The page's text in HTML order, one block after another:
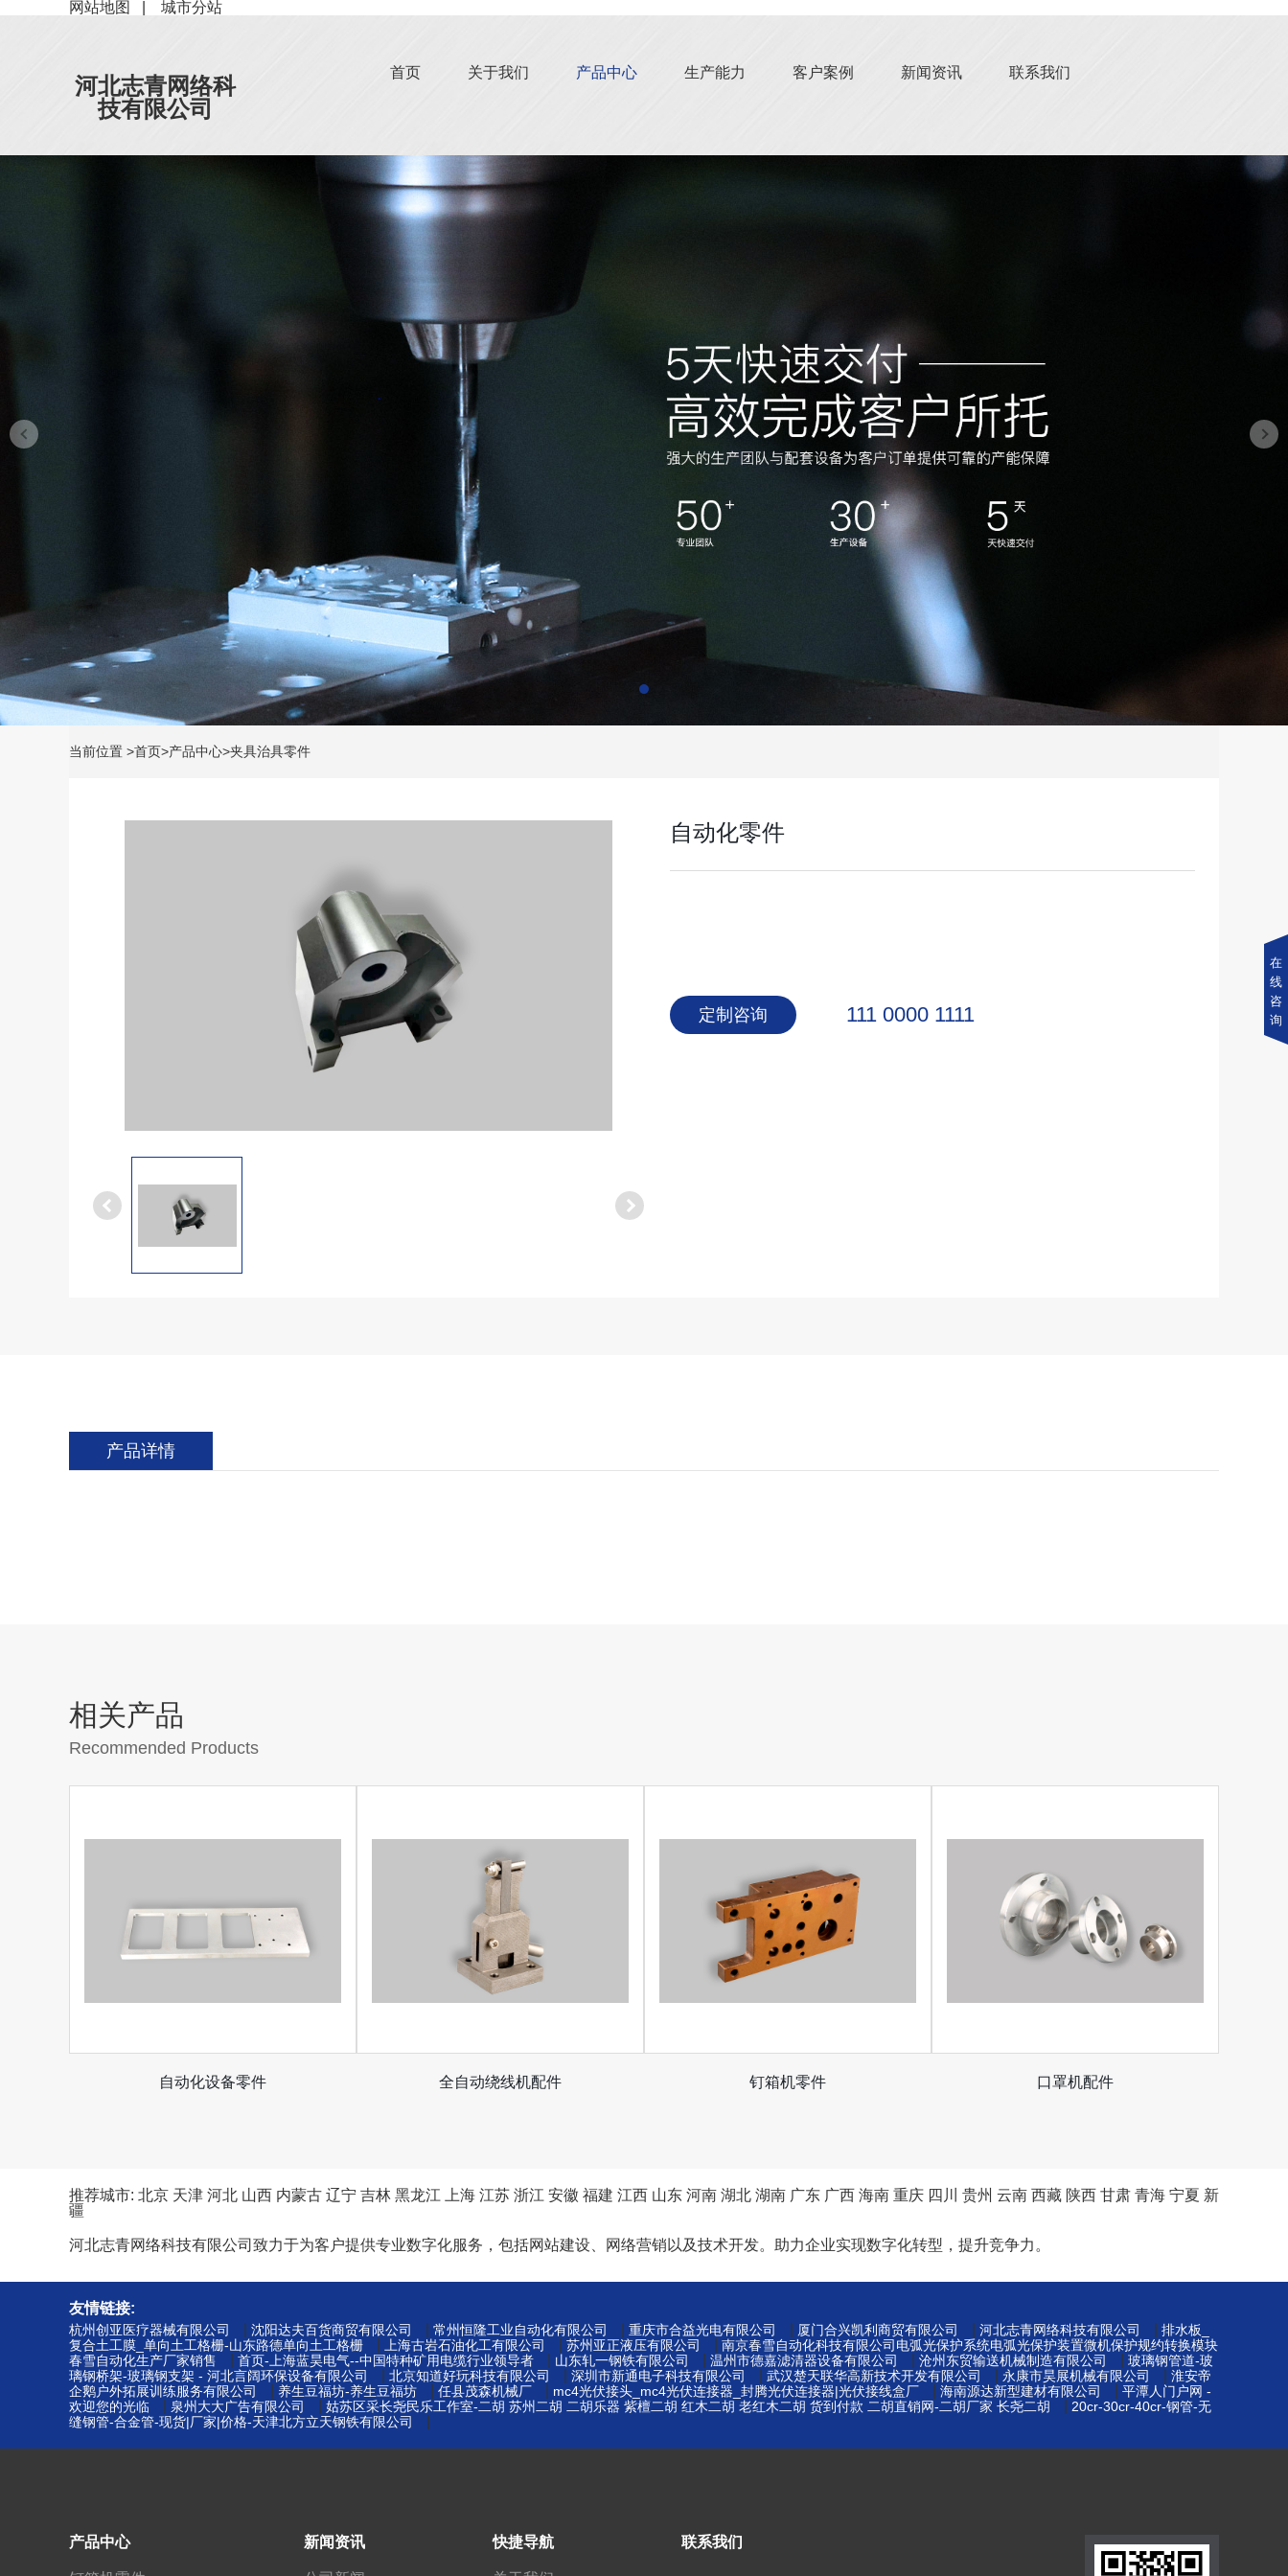
网站地图 城市分站
河北志青网络科
技有限公司
首页 关于我们 产品中心 生产能力 客户案例 新闻资讯 联系我们
当前位置 >首页>产品中心>夹具治具零件
自动化零件
定制咨询 111 0000 1111
产品详情
相关产品
Recommended Products
自动化设备零件 全自动绕线机配件 钉箱机零件 口罩机配件
推荐城市: 北京 天津 河北 山西 内蒙古 辽宁 吉林 黑龙江 上海 江苏 浙江 安徽 福建 江西 山东 河南 湖北 湖南 广东 广西 海南 重庆 四川 贵州 云南 西藏 陕西 甘肃 青海 宁夏 新
疆
河北志青网络科技有限公司致力于为客户提供专业数字化服务，包括网站建设、网络营销以及技术开发。助力企业实现数字化转型，提升竞争力。
友情链接:
杭州创亚医疗器械有限公司 沈阳达夫百货商贸有限公司 常州恒隆工业自动化有限公司 重庆市合益光电有限公司 厦门合兴凯利商贸有限公司 河北志青网络科技有限公司
排水板_
复合土工膜_单向土工格栅-山东路德单向土工格栅
上海古岩石油化工有限公司 苏州亚正液压有限公司
南京春雪自动化科技有限公司电弧光保护系统电弧光保护装置微机保护规约转换模块
春雪自动化生产厂家销售
首页-上海蓝昊电气--中国特种矿用电缆行业领导者 山东轧一钢铁有限公司 温州市德嘉滤清器设备有限公司 沧州东贸输送机械制造有限公司
玻璃钢管道-玻
璃钢桥架-玻璃钢支架 - 河北言阔环保设备有限公司
北京知道好玩科技有限公司 深圳市新通电子科技有限公司 武汉楚天联华高新技术开发有限公司 永康市昊展机械有限公司
淮安帝
企鹅户外拓展训练服务有限公司
养生豆福坊-养生豆福坊 任县茂森机械厂 mc4光伏接头_mc4光伏连接器_封腾光伏连接器|光伏接线盒厂 海南源达新型建材有限公司
平潭人门户网 -
欢迎您的光临
泉州大大广告有限公司 姑苏区采长尧民乐工作室-二胡 苏州二胡 二胡乐器 紫檀二胡 红木二胡 老红木二胡 货到付款 二胡直销网-二胡厂家 长尧二胡
20cr-30cr-40cr-钢管-无
缝钢管-合金管-现货|厂家|价格-天津北方立天钢铁有限公司
产品中心 新闻资讯 快捷导航 联系我们
在
线
咨
询